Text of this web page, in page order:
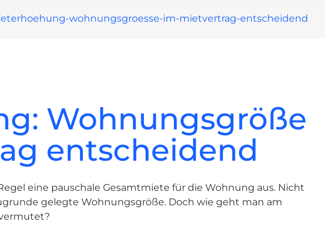
wohnungsgroesse-im-mietvertrag-entscheidend
Wohnungsgröße
entscheidend
eine pauschale Gesamtmiete für die Wohnung aus. Nicht
gelegte Wohnungsgröße. Doch wie geht man am